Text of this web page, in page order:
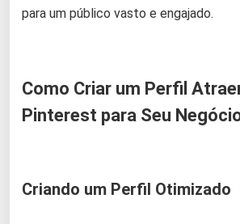
para um público vasto e engajado.
Como Criar um Perfil
Pinterest para Seu
Criando um Perfil Otimizado